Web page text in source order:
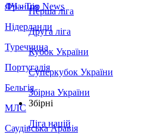
Франція
Нідерланди
Туреччина
Португалія
Бельгія
МЛС
Саудівська Аравія
ЛЧ - Top News
Перша ліга
Друга ліга
Кубок України
Суперкубок України
Збірна України
Збірні
Ліга націй